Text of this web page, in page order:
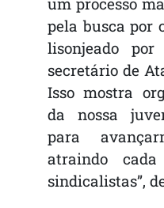
pela busca por
lisonjeado
secretário de
Isso mostra
da nossa
para
atraindo
sindicalistas”,